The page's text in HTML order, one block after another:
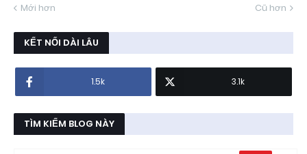
Mới hơn Cũ hơn
KẾT NỐI DÀI LÂU
1.5k 3.1k
TÌM KIẾM BLOG NÀY